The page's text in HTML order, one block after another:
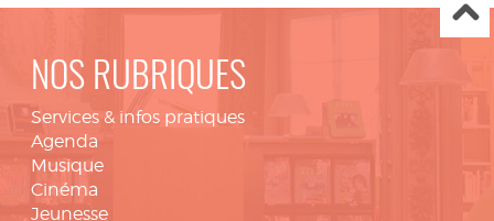
NOS RUBRIQUES
Services & infos pratiques
Agenda
Musique
Cinéma
Jeunesse